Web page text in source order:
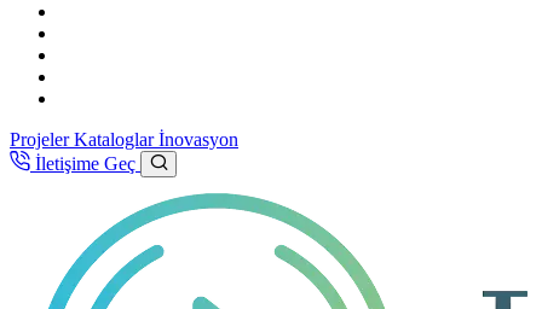
Projeler Kataloglar İnovasyon
İletişime Geç